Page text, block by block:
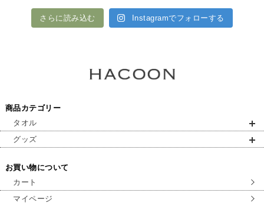
さらに読み込む Instagramでフォローする
商品カテゴリー
タオル
グッズ
お買い物について
カート
マイページ